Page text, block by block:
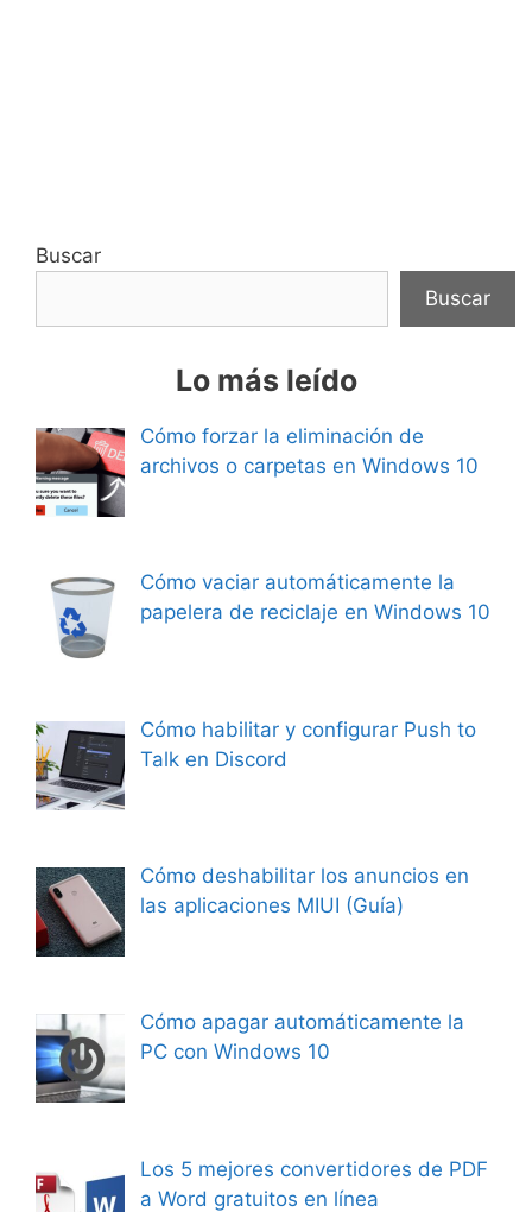
Buscar
Buscar
Lo más leído
Cómo forzar la eliminación de
archivos o carpetas en Windows 10
Cómo vaciar automáticamente la
papelera de reciclaje en Windows 10
Cómo habilitar y configurar Push to
Talk en Discord
Cómo deshabilitar los anuncios en
las aplicaciones MIUI (Guía)
Cómo apagar automáticamente la
PC con Windows 10
Los 5 mejores convertidores de PDF
a Word gratuitos en línea